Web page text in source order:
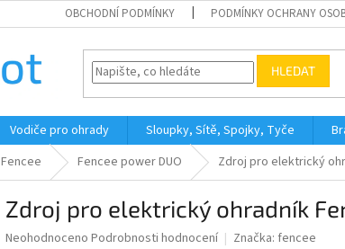
OBCHODNÍ PODMÍNKY PODMÍNKY OCHRANY
HLEDAT
Vodiče pro ohrady Sloupky, Sítě, Spojky, Tyče
Fencee Fencee power DUO Zdroj pro elektrický
Zdroj pro elektrický ohradník
Průměrné
Neohodnoceno Podrobnosti hodnocení Značka: fencee